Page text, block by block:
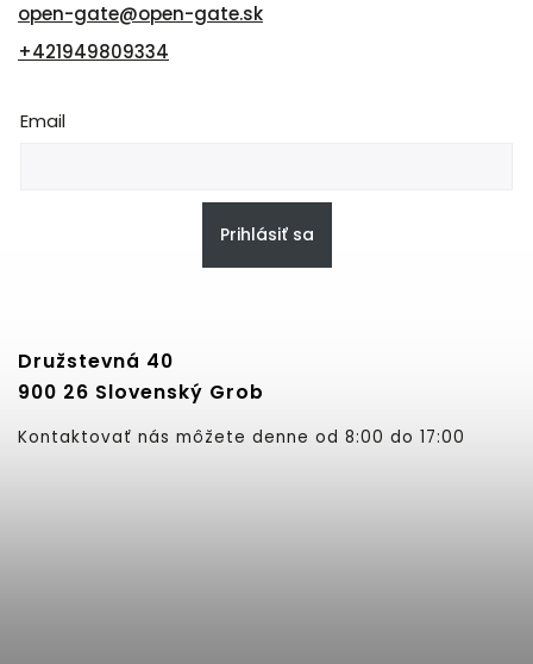
open-gate@open-gate.sk
+421949809334
Email
Prihlásiť sa
Družstevná 40
900 26 Slovenský Grob
Kontaktovať nás môžete denne od 8:00 do 17:00